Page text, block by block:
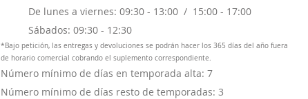
De lunes a viernes: 09:30 - 13:00 / 15:00 - 17:00
Sábados: 09:30 - 12:30
*Bajo petición, las entregas y devoluciones se podrán hacer los 365 días del año fuera
de horario comercial cobrando el suplemento correspondiente.
Número mínimo de días en temporada alta: 7
Número mínimo de días resto de temporadas: 3